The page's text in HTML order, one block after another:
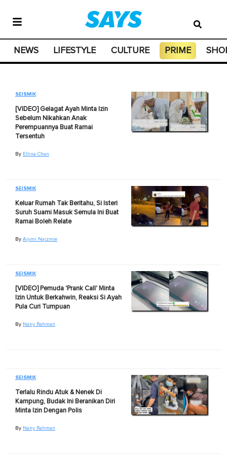
NEWS LIFESTYLE CULTURE PRIME
SEISMIK
[VIDEO] Gelagat Ayah Minta Izin
Sebelum Nikahkan Anak
Perempuannya Buat Ramai
Tersentuh
By Ellina Chan
SEISMIK
Keluar Rumah Tak Beritahu, Si Isteri
Suruh Suami Masuk Semula Ini Buat
Ramai Boleh Relate
By Aiymi Najzmie
SEISMIK
[VIDEO] Pemuda 'Prank Call' Minta
Izin Untuk Berkahwin, Reaksi Si Ayah
Pula Curi Tumpuan
By Nany Rahman
SEISMIK
Terlalu Rindu Atuk & Nenek Di
Kampung, Budak Ini Beranikan Diri
Minta Izin Dengan Polis
By Nany Rahman